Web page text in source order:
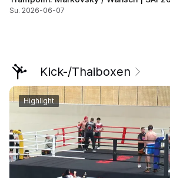
Su. 2026-06-07
Kick-/Thaiboxen
Highlight